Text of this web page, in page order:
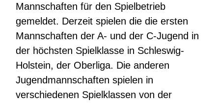
Mannschaften für den Spielbetrieb
gemeldet. Derzeit spielen die die ersten
Mannschaften der A- und der C-Jugend in
der höchsten Spielklasse in Schleswig-
Holstein, der Oberliga. Die anderen
Jugendmannschaften spielen in
verschiedenen Spielklassen von der